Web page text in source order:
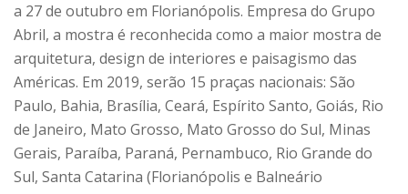
a 27 de outubro em Florianópolis. Empresa do Grupo
Abril, a mostra é reconhecida como a maior mostra de
arquitetura, design de interiores e paisagismo das
Américas. Em 2019, serão 15 praças nacionais: São
Paulo, Bahia, Brasília, Ceará, Espírito Santo, Goiás, Rio
de Janeiro, Mato Grosso, Mato Grosso do Sul, Minas
Gerais, Paraíba, Paraná, Pernambuco, Rio Grande do
Sul, Santa Catarina (Florianópolis e Balneário